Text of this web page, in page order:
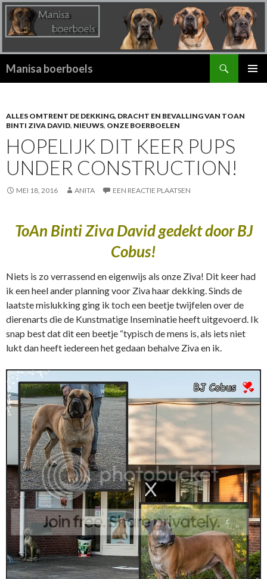
Manisa boerboels
ALLES OMTRENT DE DEKKING, DRACHT EN BEVALLING VAN TOAN
BINTI ZIVA DAVID, NIEUWS, ONZE BOERBOELEN
HOPELIJK DIT KEER PUPS
UNDER CONSTRUCTION!
MEI 18, 2016 ANITA EEN REACTIE PLAATSEN
ToAn Binti Ziva David gedekt door BJ
Cobus!
Niets is zo verrassend en eigenwijs als onze Ziva! Dit keer had
ik een heel ander planning voor Ziva haar dekking. Sinds de
laatste mislukking ging ik toch een beetje twijfelen over de
dierenarts die de Kunstmatige Inseminatie heeft uitgevoerd. Ik
snap best dat dit een beetje “typisch de mens is, als iets niet
lukt dan heeft iedereen het gedaan behalve Ziva en ik.